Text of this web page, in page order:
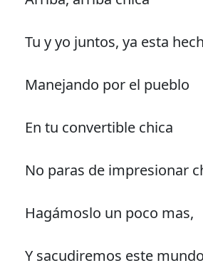
Tu y yo juntos, ya esta
Manejando por el pueblo
En tu convertible chica
No paras de impresionar
Hagámoslo un poco mas,
Y sacudiremos este mundo